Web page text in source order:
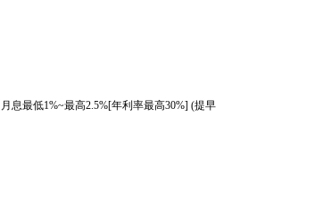
月息最低1%~最高2.5%[年利率最高30%] (提早